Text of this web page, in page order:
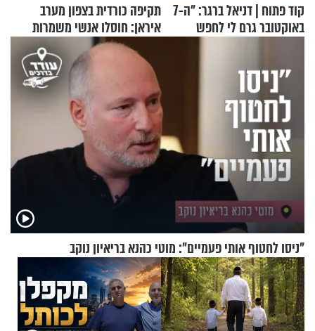
קוד פתוח | דניאל ברגר: "ה-7
באוקטובר גרם לי לחפש
תקיפה כורדית בצפון מערב
איראן: חוסלו אנשי משמרות
המהפכה
"ניסו לחטוף אותי פעמיים": מוטי כהנא בריאיון נוקב